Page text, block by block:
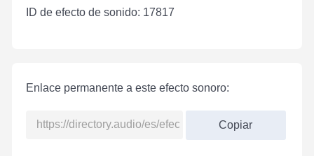
ID de efecto de sonido: 17817
Enlace permanente a este efecto sonoro:
Copiar